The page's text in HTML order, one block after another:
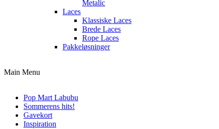
Metalic
Laces
Klassiske Laces
Brede Laces
Rope Laces
Pakkeløsninger
Main Menu
Pop Mart Labubu
Sommerens hits!
Gavekort
Inspiration